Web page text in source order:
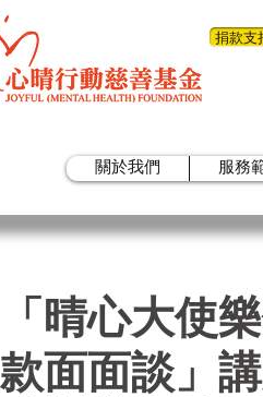
捐款支
關於我們 服務
「晴心大使
款面面談」